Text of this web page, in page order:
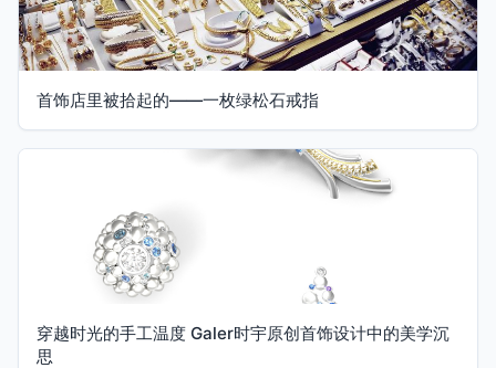
首饰店里被拾起的——一枚绿松石戒指
穿越时光的手工温度 Galer时宇原创首饰设计中的美学沉
思